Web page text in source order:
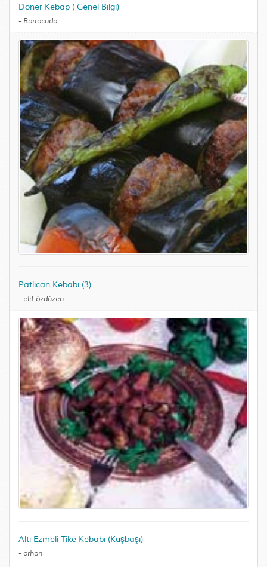
Döner Kebap ( Genel Bilgi)
- Barracuda
Patlıcan Kebabı (3)
- elif özdüzen
Altı Ezmeli Tike Kebabı (Kuşbaşı)
- orhan